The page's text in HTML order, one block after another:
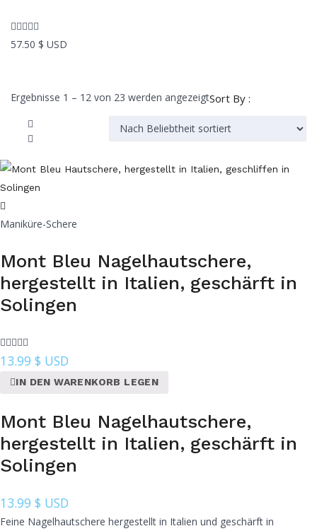
57.50 $ USD
Ergebnisse 1 – 12 von 23 werden angezeigtNach
sortiert
Sort By :
Maniküre-Schere
Mont Bleu Nagelhautschere,
hergestellt in Italien, geschärft in
Solingen
13.99 $ USD
IN DEN WARENKORB LEGEN
Mont Bleu Nagelhautschere,
hergestellt in Italien, geschärft in
Solingen
13.99 $ USD
Feine Nagelhautschere hergestellt in Italien und geschärft in